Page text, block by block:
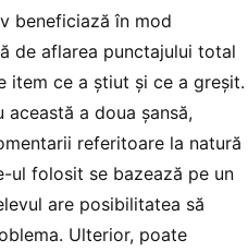
beneficiază în mod
de aflarea punctajului total
item ce a știut și ce a greșit.
a doua șansă,
referitoare la natură
ul folosit se bazează pe un
are posibilitatea să
Ulterior, poate